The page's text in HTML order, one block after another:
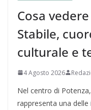
Cosa
Stabile,
culturale e
4 Agosto 2026
Nel centro di
rappresenta una